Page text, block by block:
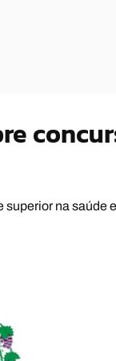
na saúde